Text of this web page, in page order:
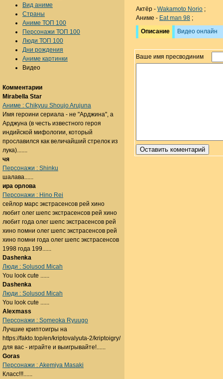
Актёр - Wakamoto Norio ;
Аниме - Eat man 98 ;
Описание
Видео онлайн
Ваше имя пресводиним
Вид аниме
Страны
Аниме ТОП 100
Персонажи ТОП 100
Люди ТОП 100
Дни рождения
Аниме картинки
Видео
Комментарии
Mirabella Star
Аниме : Chikyuu Shoujo Arujuna
Имя героини сериала - не "Арджина", а
Арджуна (в честь известного героя
индийской мифологии, который
прославился как величайший стрелок из
лука).......
чя
Персонажи : Shinku
шалава......
ира орлова
Персонажи : Hino Rei
сейлор марс экстрасенсов рей хино
любит олег шепс экстрасенсов рей хино
любит года олег шепс экстрасенсов рей
хино помни олег шепс экстрасенсов рей
хино помни года олег шепс экстрасенсов
1998 года 199......
Dashenka
Люди : Solusod Micah
You look cute ......
Dashenka
Люди : Solusod Micah
You look cute ......
Alexmass
Персонажи : Someoka Ryuugo
Лучшие криптоигры на
https://fakto.top/en/kriptovalyuta-2/kriptoigry/
для вас - играйте и выигрывайте!......
Goras
Персонажи : Akemiya Masaki
Класс!!!......